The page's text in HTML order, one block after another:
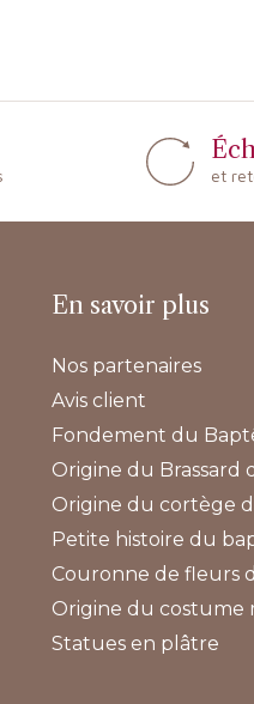
et
En savoir plus
Nos partenaires
Avis client
Fondement du
Origine du Brassard
Origine du cortège
Petite histoire du
Couronne de fleurs
Origine du costume
Statues en plâtre